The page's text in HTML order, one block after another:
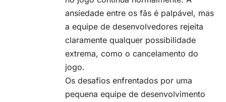
ansiedade entre os fãs é palpável, mas
a equipe de desenvolvedores rejeita
claramente qualquer possibilidade
extrema, como o cancelamento do
jogo.
Os desafios enfrentados por uma
pequena equipe de desenvolvimento